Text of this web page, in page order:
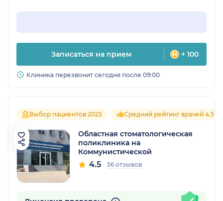
Записаться на прием + 100
Клиника перезвонит сегодня после 09:00
Выбор пациентов 2025 Средний рейтинг врачей 4.5
Областная стоматологическая
поликлиника на
Коммунистической
4.5 56 отзывов